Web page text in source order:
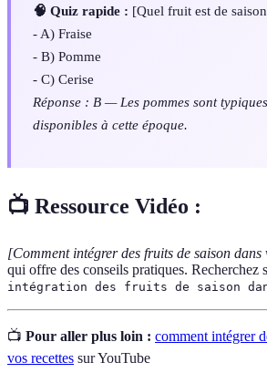
🧠 Quiz rapide : [Quel fruit est de
- A) Fraise
- B) Pomme
- C) Cerise
Réponse : B — Les pommes sont
disponibles à cette époque.
📺 Ressource Vidéo :
[Comment intégrer des fruits de saison dans
qui offre des conseils pratiques. Recherchez
intégration des fruits de saison
📺 Pour aller plus loin : comment intégrer
vos recettes sur YouTube